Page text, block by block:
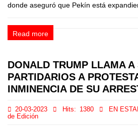
donde aseguró que Pekín está
Read more
DONALD TRUMP LLAMA A
PARTIDARIOS A
INMINENCIA DE SU
20-03-2023 Hits: 1380 EN
de Edición